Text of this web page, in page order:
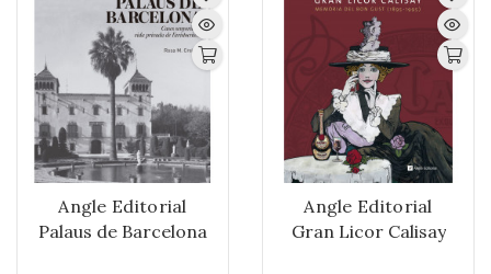
Angle Editorial
Palaus de Barcelona
Angle Editorial
Gran Licor Calisay